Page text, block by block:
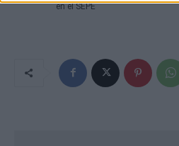
en el SEPE